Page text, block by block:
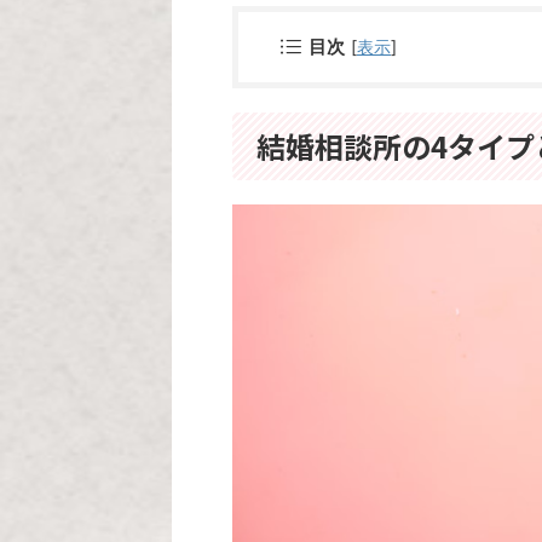
目次 [表示]
結婚相談所の4タイ